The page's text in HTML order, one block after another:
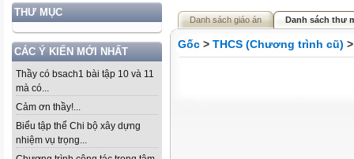
THƯ MỤC
CÁC Ý KIẾN MỚI NHẤT
Thầy có bsach1 bài tập 10 và 11
mà có...
Cảm ơn thầy!...
Biểu tập thể Chi bộ xây dựng
nhiệm vụ trọng...
Danh sách giáo án Danh sách thư
Gốc > THCS (Chương trình cũ)